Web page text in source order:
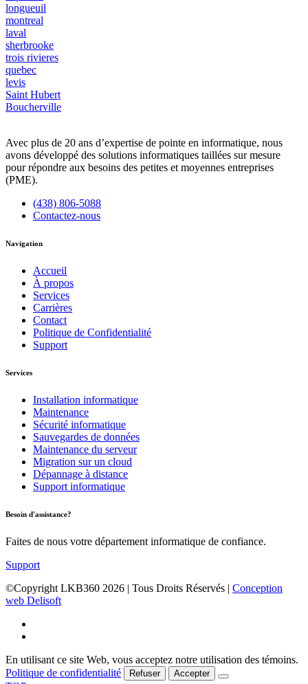
longueuil
montreal
laval
sherbrooke
trois rivieres
quebec
levis
Saint Hubert
Boucherville
Avec plus de 20 ans d’expertise de pointe en informatique, nous
avons développé des solutions informatiques taillées sur mesure
pour répondre aux besoins des petites et moyennes entreprises
(PME).
(438) 806-5088
Contactez-nous
Navigation
Accueil
À propos
Services
Carrières
Contact
Politique de Confidentialité
Support
Services
Installation informatique
Maintenance
Sécurité informatique
Sauvegardes de données
Maintenance du serveur
Migration sur un cloud
Dépannage à distance
Support informatique
Besoin d'assistance?
Faites de nous votre département informatique de confiance.
Support
©Copyright LKB360 2026 | Tous Droits Réservés | Conception
web Delisoft
En utilisant ce site Web, vous acceptez notre utilisation des témoins.
Politique de confidentialité
Refuser Accepter